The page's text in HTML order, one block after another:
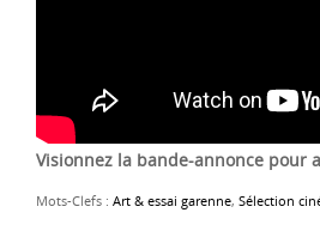
Visionnez la bande-annonce pour
Mots-Clefs : Art & essai garenne, Sélection